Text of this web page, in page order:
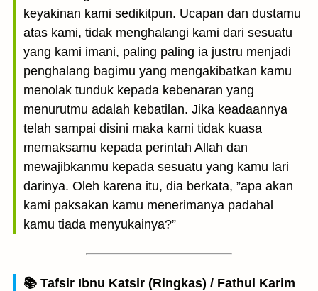
keyakinan kami sedikitpun. Ucapan dan dustamu
atas kami, tidak menghalangi kami dari sesuatu
yang kami imani, paling paling ia justru menjadi
penghalang bagimu yang mengakibatkan kamu
menolak tunduk kepada kebenaran yang
menurutmu adalah kebatilan. Jika keadaannya
telah sampai disini maka kami tidak kuasa
memaksamu kepada perintah Allah dan
mewajibkanmu kepada sesuatu yang kamu lari
darinya. Oleh karena itu, dia berkata, ”apa akan
kami paksakan kamu menerimanya padahal
kamu tiada menyukainya?”
📚 Tafsir Ibnu Katsir (Ringkas) / Fathul Karim